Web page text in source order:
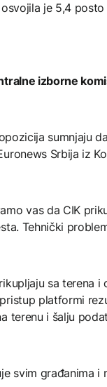
je 5,4
izborne
sumnjaju
Srbija iz
vas da CIK
Tehnički
sa terena
platformi
terenu i šalju
svim građanima i